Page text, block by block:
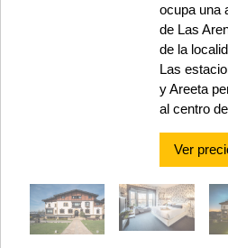
ocupa una
de Las
de la
Las
y Areeta
al centro
Ver